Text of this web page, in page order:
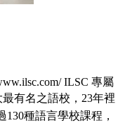
ILSC 專屬
有名之語校，23年裡
種語言學校課程，